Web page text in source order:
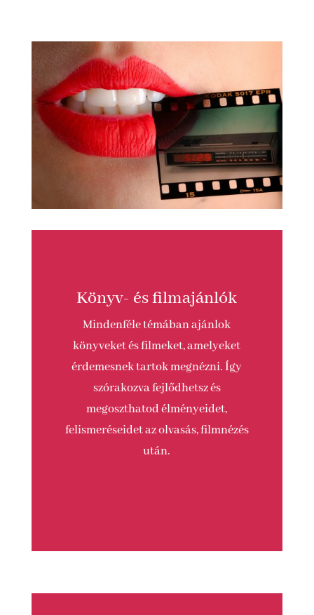
Könyv- és filmajánlók
Mindenféle témában ajánlok
könyveket és filmeket, amelyeket
érdemesnek tartok megnézni. Így
szórakozva fejlődhetsz és
megoszthatod élményeidet,
felismeréseidet az olvasás, filmnézés
után.